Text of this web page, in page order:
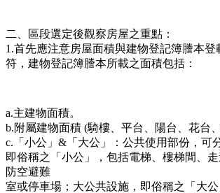
二、區段選定後觀察房屋之重點：
1.首先應注意房屋面積與建物登記簿謄本登
符，建物登記簿謄本所載之面積包括：
a.主建物面積。
b.附屬建物面積 (騎樓、平台、陽台、花台
c.「小公」&「大公」：公共使用部份，可
即俗稱之「小公」，包括電梯、樓梯間、走
防空避難
室或停車場；大公共設施，即俗稱之「大